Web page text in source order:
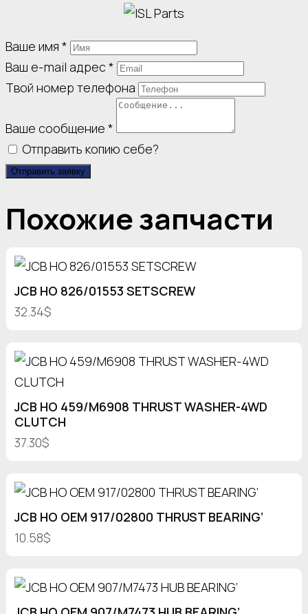
Ваше имя *
Ваш e-mail адрес*
Твой номер телефона
Ваше сообщение *
Отправить копию себе?
Отправить заявку
Похожие запчасти
JCB HO 826/01553 SETSCREW
32.34$
JCB HO 459/M6908 THRUST WASHER-4WD
CLUTCH
37.30$
JCB HO OEM 917/02800 THRUST BEARING’
10.58$